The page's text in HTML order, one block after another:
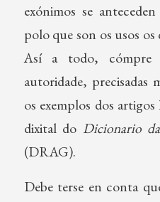
exónimos se
polo que son os usos
Así a todo, cómpre
autoridade, precisadas
os exemplos dos
dixital do Dicionario
(DRAG).
Debe terse en conta